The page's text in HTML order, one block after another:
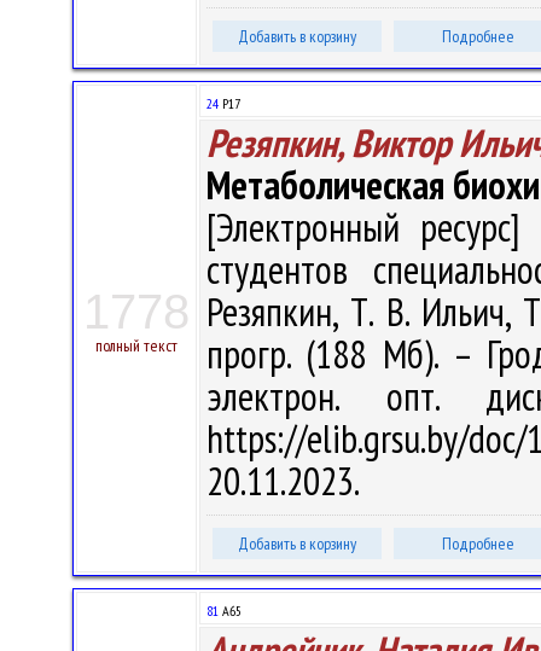
Добавить в корзину Подробнее
1778
полный текст
24 Р17
Резяпкин, Виктор
Метаболическая
[Электронный
студентов
Резяпкин, Т. В. Ильич,
прогр. (188 Мб). –
электрон. опт.
https://elib.grsu.by/
20.11.2023.
Добавить в корзину Подробнее
81 А65